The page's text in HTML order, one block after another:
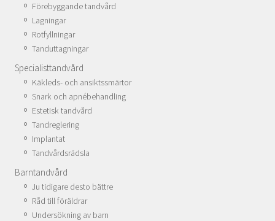
Förebyggande tandvård
Lagningar
Rotfyllningar
Tanduttagningar
Specialisttandvård
Käkleds- och ansiktssmärtor
Snark och apnébehandling
Estetisk tandvård
Tandreglering
Implantat
Tandvårdsrädsla
Barntandvård
Ju tidigare desto bättre
Råd till föräldrar
Undersökning av barn